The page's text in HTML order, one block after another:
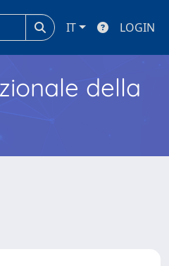
IT LOGIN
della